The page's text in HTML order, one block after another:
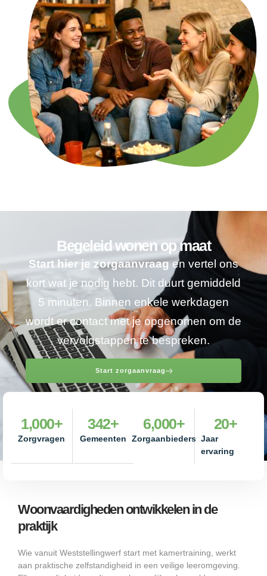
Begeleid wonen op maat
Start hier je zorgaanvraagen vertel ons
kort wat je nodig hebt. Dit duurt gemiddeld
5 minuten. Binnen enkele werkdagen
wordt er contact met je opgenomen om de
vervolgstappen te bespreken.
Start zorgaanvraag
Zorgvragen
1,000+
Gemeenten
342+
Zorgaanbieders
6,000+
Jaar
ervaring
20+
Woonvaardigheden ontwikkelen in de
praktijk
Wie vanuit Weststellingwerf start met kamertraining, werkt
aan praktische zelfstandigheid in een veilige leeromgeving.